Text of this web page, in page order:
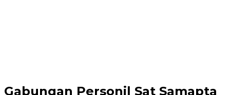
Gabungan Personil Sat Samapta